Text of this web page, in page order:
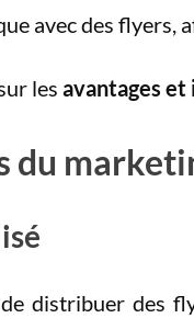
avec des flyers,
les avantages
du
distribuer des